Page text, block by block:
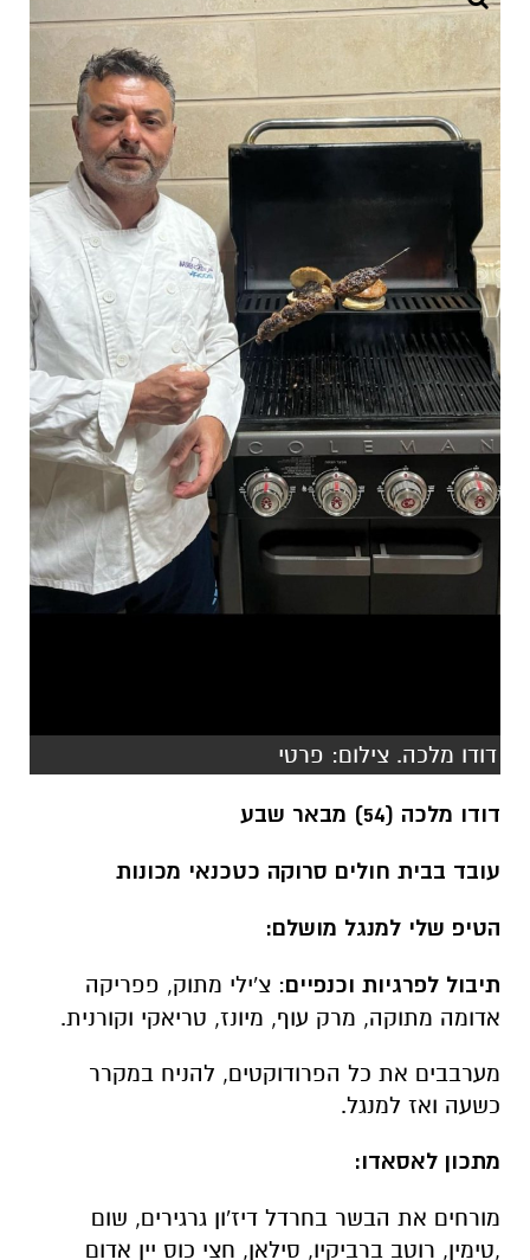
עובד בבית חולים סרוקה כטכנאי מכונות
הטיפ שלי למנגל מושלם:
‏תיבול לפרגיות וכנפיים: צ'ילי מתוק, פפריקה
כשעה ואז למנגל.
מורחים את הבשר בחרדל דיז'ון גרגירים, שום
ולעטוף היטב בנייר כסף + נייר פרגמנט.
להכניס לתנור למשך כ-4 שעות על 160 מעלות.